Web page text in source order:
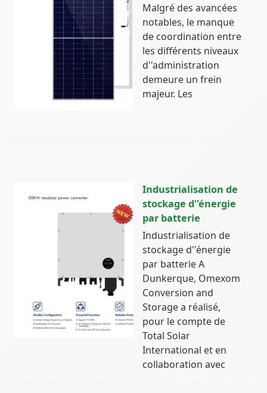
Malgré des avancées
notables, le manque
de coordination entre
les différents niveaux
d''administration
demeure un frein
majeur. Les
Industrialisation de
stockage d''énergie
par batterie
Industrialisation de
stockage d''énergie
par batterie A
Dunkerque, Omexom
Conversion and
Storage a réalisé,
pour le compte de
Total Solar
International et en
collaboration avec